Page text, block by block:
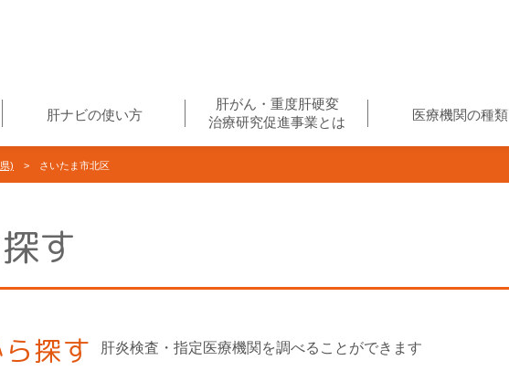
肝ナビの使い方
肝がん・重度肝硬変
治療研究促進事業とは
医療機関の種類
) > さいたま市北区
す
探す 肝炎検査・指定医療機関を調べることができます